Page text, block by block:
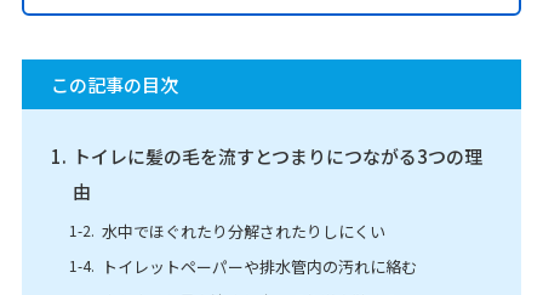
この記事の目次
トイレに髪の毛を流すとつまりにつながる3つの理
由
水中でほぐれたり分解されたりしにくい
トイレットペーパーや排水管内の汚れに絡む